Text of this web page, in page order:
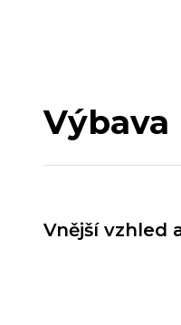
Výbava
Vnější vzhled